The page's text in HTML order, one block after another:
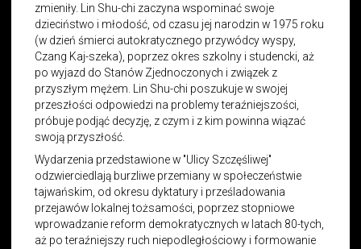
zmieniły. Lin Shu-chi zaczyna wspominać swoje
dzieciństwo i młodość, od czasu jej narodzin w 1975 roku
(w dzień śmierci autokratycznego przywódcy wyspy,
Czang Kaj-szeka), poprzez okres szkolny i studencki, aż
po wyjazd do Stanów Zjednoczonych i związek z
przyszłym mężem. Lin Shu-chi poszukuje w swojej
przeszłości odpowiedzi na problemy teraźniejszości,
próbuje podjąć decyzję, z czym i z kim powinna wiązać
swoją przyszłość.
Wydarzenia przedstawione w "Ulicy Szczęśliwej"
odzwierciedlają burzliwe przemiany w społeczeństwie
tajwańskim, od okresu dyktatury i prześladowania
przejawów lokalnej tożsamości, poprzez stopniowe
wprowadzanie reform demokratycznych w latach 80-tych,
aż po teraźniejszy ruch niepodległościowy i formowanie